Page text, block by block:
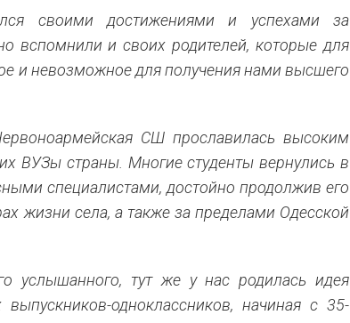
своими достижениями и успехами за
вспомнили и своих родителей, которые для
и невозможное для получения нами высшего
СШ прославилась высоким
ВУЗы страны. Многие студенты вернулись в
специалистами, достойно продолжив его
жизни села, а также за пределами Одесской
услышанного, тут же у нас родилась идея
одноклассников, начиная с 35-